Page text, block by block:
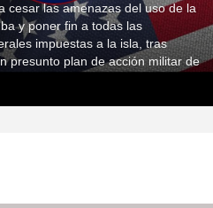
cesar las amenazas del uso de la
y poner fin a todas las
impuestas a la isla, tras
presunto plan de acción militar de